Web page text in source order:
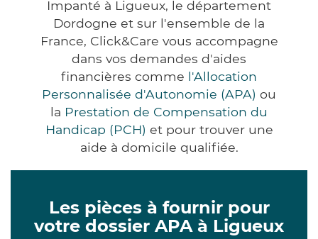
Impanté à Ligueux, le département
Dordogne et sur l'ensemble de la
France, Click&Care vous accompagne
dans vos demandes d'aides
financières comme l'Allocation
Personnalisée d'Autonomie (APA) ou
la Prestation de Compensation du
Handicap (PCH) et pour trouver une
aide à domicile qualifiée.
Les pièces à fournir pour
votre dossier APA à Ligueux